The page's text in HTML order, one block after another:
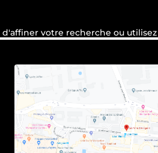
votre recherche ou